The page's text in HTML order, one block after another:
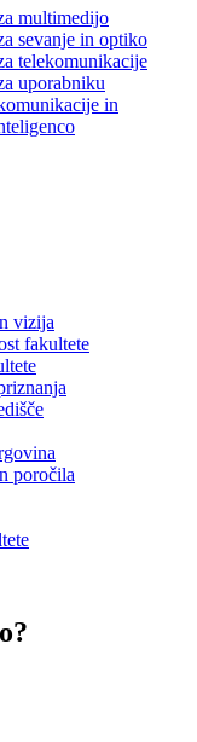
multimedijo
sevanje in optiko
telekomunikacije
uporabniku
in
vizija
fakultete
poročila